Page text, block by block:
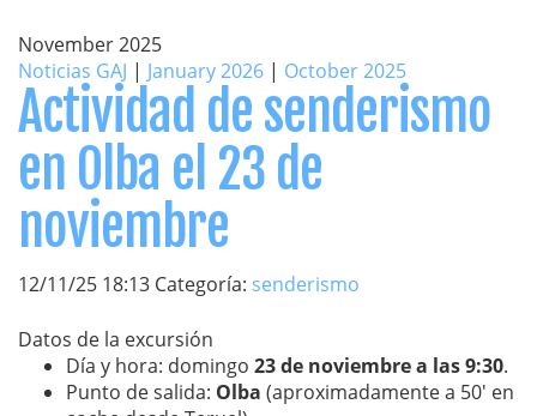
November 2025
Noticias GAJ | January 2026 | October 2025
Actividad de senderismo
en Olba el 23 de
noviembre
12/11/25 18:13 Categoría: senderismo
Datos de la excursión
Día y hora: domingo 23 de noviembre a las 9:30.
Punto de salida: Olba (aproximadamente a 50' en